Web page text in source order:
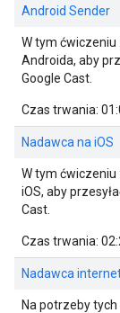
Android Sender
W tym
Androida, aby
Google Cast.
Czas trwania:
Nadawca na iOS
W tym
iOS, aby
Cast.
Czas trwania:
Nadawca
Na potrzeby